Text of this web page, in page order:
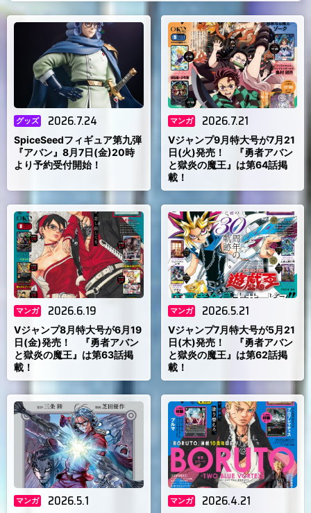
グッズ 2026.7.24
SpiceSeedフィギュア第九弾
『アバン』8月7日(金)20時
より予約受付開始！
マンガ 2026.7.21
Vジャンプ9月特大号が7月21
日(火)発売！ 『勇者アバン
と獄炎の魔王』は第64話掲
載！
マンガ 2026.6.19
Vジャンプ8月特大号が6月19
日(金)発売！ 『勇者アバン
と獄炎の魔王』は第63話掲
載！
マンガ 2026.5.21
Vジャンプ7月特大号が5月21
日(木)発売！ 『勇者アバン
と獄炎の魔王』は第62話掲
載！
マンガ 2026.5.1 マンガ 2026.4.21